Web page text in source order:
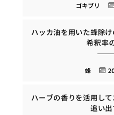
ゴキブリ
ハッカ油を用いた蜂除
希釈率
蜂
ハーブの香りを活用し
追い